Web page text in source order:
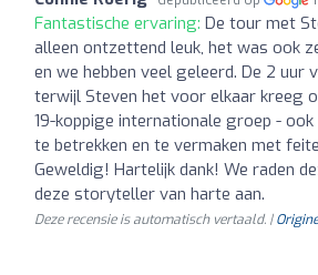
Fantastische ervaring: De tour met
alleen ontzettend leuk, het was ook
en we hebben veel geleerd. De 2 uur
terwijl Steven het voor elkaar kreeg
19-koppige internationale groep - ook
te betrekken en te vermaken met
Geweldig! Hartelijk dank! We raden
deze storyteller van harte aan.
Deze recensie is automatisch vertaald. |